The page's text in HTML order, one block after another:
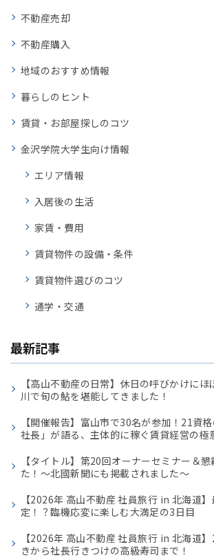
不動産売却
不動産購入
地域のおすすめ情報
暮らしのヒント
賃貸・お部屋探しのコツ
金沢学院大学生向け情報
エリア情報
入居後の生活
家賃・費用
賃貸物件の設備・条件
賃貸物件選びのコツ
通学・交通
最新記事
【高山不動産の日常】休日の呼びかけに
川で旬の鮎を堪能してきました！
【開催報告】富山市で30名が参加！21資
社長」が語る、主体的に稼ぐ賃貸経営の極
【タイトル】第20回オーナーセミナー＆
た！〜北國新聞にも掲載されました〜
【2026年 高山不動産 社員旅行 in 北海道
定！？臨機応変に楽しむ大満足の3日目
【2026年 高山不動産 社員旅行 in 北海道
きから社長行きつけの高級寿司まで！